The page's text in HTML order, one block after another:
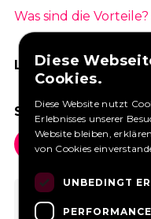
Was sind die Vorteile?
LIKEN SIE UNS AUF
SOCIAL MEDIA
Diese
Cookies.
Diese Website nutzt
Erlebnisses unserer
Website bleiben,
von Cookies
UNBEDINGT
PERFORMANCE